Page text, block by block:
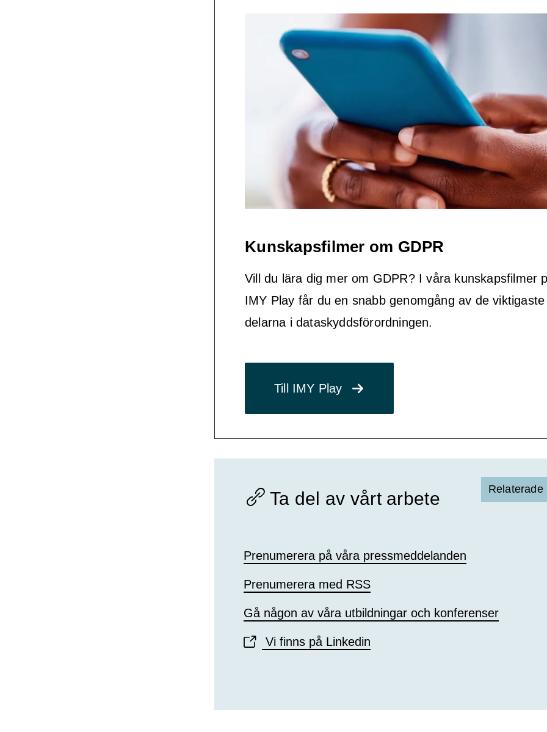
Kunskapsfilmer om GDPR
Vill du lära dig mer om GDPR? I våra kunskapsfilmer
IMY Play får du en snabb genomgång av de viktigaste
delarna i dataskyddsförordningen.
Till IMY Play
Ta del av vårt arbete Relaterade
Prenumerera på våra pressmeddelanden
Prenumerera med RSS
Gå någon av våra utbildningar och konferenser
Vi finns på Linkedin